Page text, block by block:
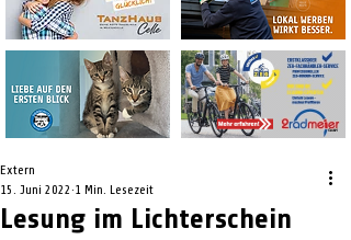
Lesung im Lichterschein
Extern
15. Juni 2022 1 Min. Lesezeit